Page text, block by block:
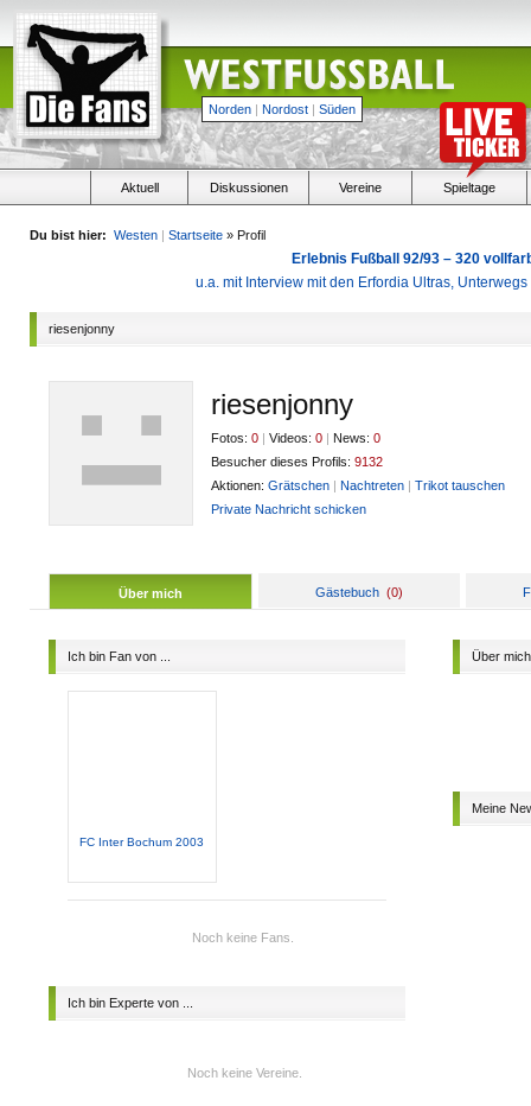
Norden | Nordost | Süden
Aktuell Diskussionen Vereine Spieltage
Du bist hier: Westen | Startseite » Profil
Erlebnis Fußball 92/93 – 320
u.a. mit Interview mit den Erfordia Ultras,
riesenjonny
riesenjonny
Fotos: 0 | Videos: 0 | News: 0
Besucher dieses Profils: 9132
Aktionen: Grätschen | Nachtreten | Trikot tauschen
Private Nachricht schicken
Über mich Gästebuch (0)
Ich bin Fan von ...
FC Inter Bochum 2003
Noch keine Fans.
Ich bin Experte von ...
Noch keine Vereine.
Über mich
Meine